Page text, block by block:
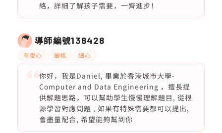
絡，詳細了解孩子需要，一齊進步！
導師編號138428
有愛心 嚴格 細心
你好，我是Daniel, 畢業於香港城市大學-
Computer and Data Engineering ，擅長提
供解題思路，可以幫助學生慢慢理解題目, 從根
源學習對應問題 , 如果有特殊需要都可以提出,
會盡量配合, 希望能夠幫到你